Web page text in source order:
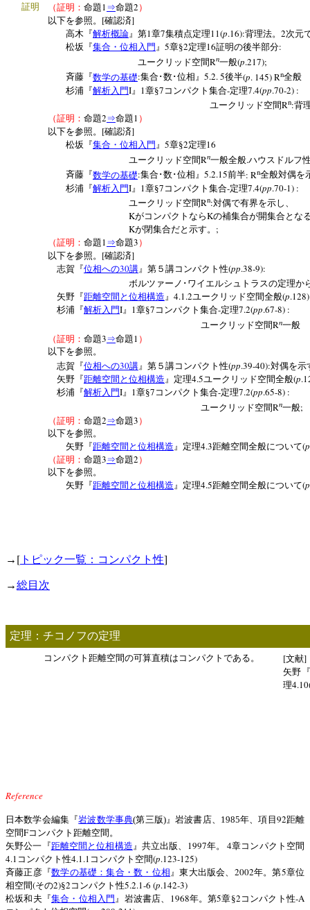
証明 （証明： 命題1 ⇒命題2 ）
以下を参照。 [確認済]
高木『解析概論』第1章7集積点定理11(p.16):背理法。 2次元
松坂『集合・位相入門 』 5章§2定理16証明の後半部分:
ユークリッド空間Rn一般(p.217);
斉藤『数学の基礎:集合･数･位相』 5.2. 5後半(p. 145) Rn全般
杉浦『解析入門I 』 1章§7 コンパクト集合-定理7.4(pp.70-2) :
ユークリッド空間Rn:背
（証明： 命題2⇒命題1 ）
以下を参照。 [確認済]
松坂『集合・位相入門 』 5章§2定理16
ユークリッド空間Rn一般全般.ハウスドルフ
斉藤『数学の基礎:集合･数･位相』 5.2.15前半: Rn全般対偶を
杉浦『解析入門I 』 1章§7 コンパクト集合-定理7.4(pp.70-1) :
ユークリッド空間Rn:対偶で有界を示し、
KがコンパクトならKの補集合が開集合とな
Kが閉集合だと示す。 ;
（証明： 命題1 ⇒命題3 ）
以下を参照。 [確認済]
志賀『位相への30講 』第５講コンパクト性(pp.38-9):
ボルツァーノ･ワイエルシュトラスの定理か
矢野『距離空間と位相構造』 4.1.2ユークリッド空間全般(p
杉浦『解析入門I』 1章§7 コンパクト集合-定理7.2(pp.67-8) :
ユークリッド空間Rn一般
（証明： 命題3⇒命題1 ）
以下を参照。
志賀『位相への30講 』第５講コンパクト性(pp.39-40):対偶を示
矢野『距離空間と位相構造 』定理4.5ユークリッド空間全般(p
杉浦『解析入門I 』 1章§7 コンパクト集合-定理7.2(pp.65-8) :
ユークリッド空間Rn一般;
（証明： 命題2⇒命題3 ）
以下を参照。
矢野『距離空間と位相構造』定理4.3距離空間全般について(p
（証明： 命題3⇒命題2 ）
以下を参照。
矢野『距離空間と位相構造』定理4.5距離空間全般について(p
→ [ トピック一覧：コンパクト性]
→総目次
定理：チコノフの定理
コンパクト距離空間の可算直積はコンパクトである。 [文献]
矢野
理
Reference
日本数学会編集『岩波数学事典(第三版)』岩波書店、 1985年、項目 92距離
空間Fコンパクト距離空間。
矢野公一『距離空間と位相構造』共立出版、 1997年。 4章コンパクト空間
4.1 コンパクト性4.1.1 コンパクト空間(p.123-125)
斉藤正彦『数学の基礎：集合・数・位相』東大出版会、 2002年。第5章位
相空間(その2)§2 コンパクト性5.2.1-6 (p.142-3)
松坂和夫『集合・位相入門 』岩波書店、 1968年。第5章§2 コンパクト性-A